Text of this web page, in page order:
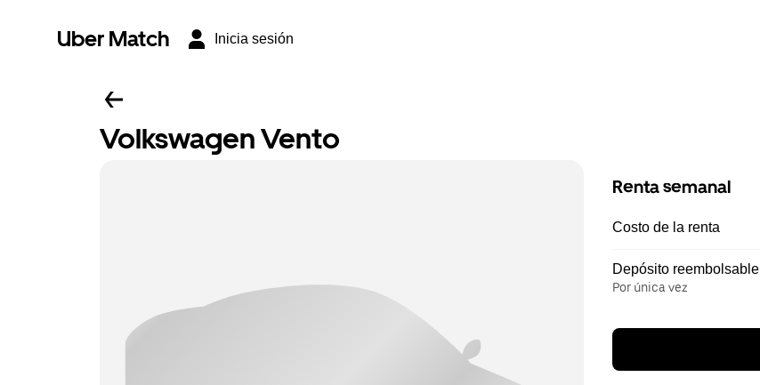
Uber Match Inicia sesión
Volkswagen Vento
Renta semanal
Costo de la renta
Depósito reembolsable
Por única vez